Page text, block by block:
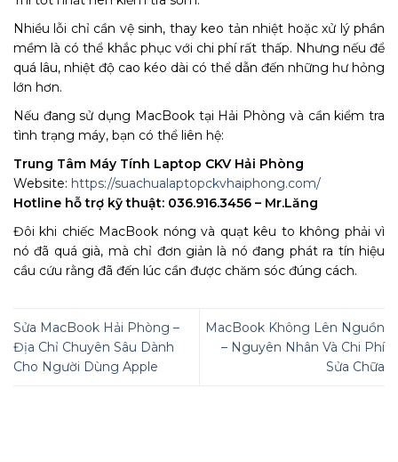
Nhiều lỗi chỉ cần vệ sinh, thay keo tản nhiệt hoặc xử lý phần
mềm là có thể khắc phục với chi phí rất thấp. Nhưng nếu để
quá lâu, nhiệt độ cao kéo dài có thể dẫn đến những hư hỏng
lớn hơn.
Nếu đang sử dụng MacBook tại Hải Phòng và cần kiểm tra
tình trạng máy, bạn có thể liên hệ:
Trung Tâm Máy Tính Laptop CKV Hải Phòng
Website: https://suachualaptopckvhaiphong.com/
Hotline hỗ trợ kỹ thuật: 036.916.3456 – Mr.Lăng
Đôi khi chiếc MacBook nóng và quạt kêu to không phải vì
nó đã quá già, mà chỉ đơn giản là nó đang phát ra tín hiệu
cầu cứu rằng đã đến lúc cần được chăm sóc đúng cách.
Sửa MacBook Hải Phòng –
Địa Chỉ Chuyên Sâu Dành
Cho Người Dùng Apple
MacBook Không Lên Nguồn
– Nguyên Nhân Và Chi Phí
Sửa Chữa